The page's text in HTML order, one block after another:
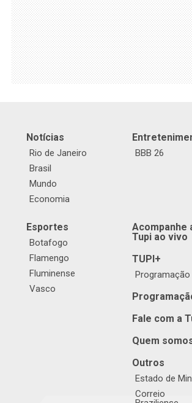
Notícias
Rio de Janeiro
Brasil
Mundo
Economia
BBB 26
Esportes
Botafogo
Flamengo
Fluminense
Vasco
Acompanhe
Tupi ao vivo
TUPI+
Programação
Fale com a
Quem
Outros
Estado de
Correio